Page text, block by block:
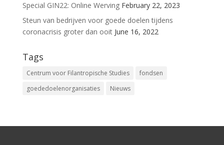
Special GIN22: Online Werving February 22, 2023
Steun van bedrijven voor goede doelen tijdens
coronacrisis groter dan ooit June 16, 2022
Tags
Centrum voor Filantropische Studies
fondsen
goededoelenorganisaties
Nieuws